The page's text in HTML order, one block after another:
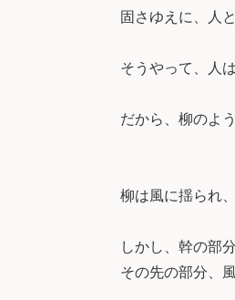
固さゆえに、人
そうやって、人
だから、柳のよ
柳は風に揺られ
しかし、幹の部
その先の部分、